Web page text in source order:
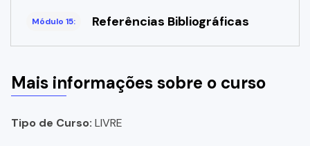
Módulo 15: Referências Bibliográficas
Mais informações sobre o curso
Tipo de Curso: LIVRE